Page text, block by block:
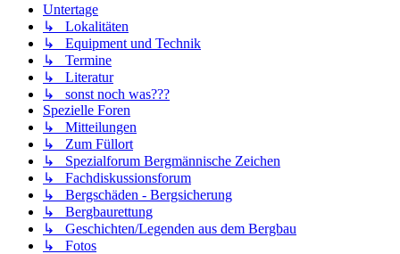
Untertage
↳ Lokalitäten
↳ Equipment und Technik
↳ Termine
↳ Literatur
↳ sonst noch was???
Spezielle Foren
↳ Mitteilungen
↳ Zum Füllort
↳ Spezialforum Bergmännische Zeichen
↳ Fachdiskussionsforum
↳ Bergschäden - Bergsicherung
↳ Bergbaurettung
↳ Geschichten/Legenden aus dem Bergbau
↳ Fotos